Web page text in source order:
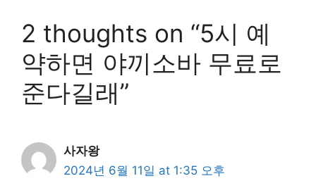
2 thoughts on “5시 예
약하면 야끼소바 무료로
준다길래”
사자왕
2024년 6월 11일 at 1:35 오후